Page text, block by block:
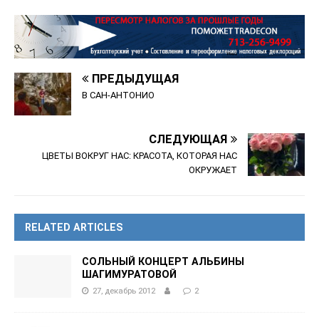
ПРЕДЫДУЩАЯ
В САН-АНТОНИО
СЛЕДУЮЩАЯ
ЦВЕТЫ ВОКРУГ НАС: КРАСОТА, КОТОРАЯ НАС
ОКРУЖАЕТ
RELATED ARTICLES
СОЛЬНЫЙ КОНЦЕРТ АЛЬБИНЫ
ШАГИМУРАТОВОЙ
27, декабрь 2012 2